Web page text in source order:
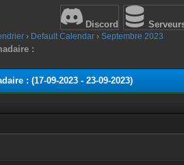
Discord
› Default Calendar › Septembre 2023
:
: (17-09-2023 - 23-09-2023)